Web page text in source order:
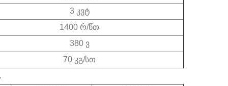
2026-07-11 17:33:24
შეიტყვეთ, თუ როგორ უჭერენ მხარს
3 კვტ
1400 რ/წთ
380 ვ
70 კგ/სთ
.